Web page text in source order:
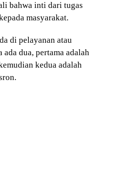
bahwa inti dari tugas
masyarakat.
di pelayanan atau
dua, pertama adalah
kedua adalah